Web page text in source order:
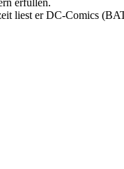
liest er DC-Comics